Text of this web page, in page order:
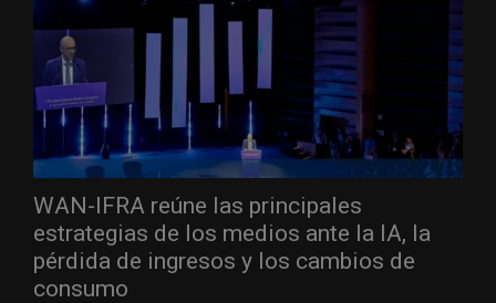
WAN-IFRA reúne las principales
estrategias de los medios ante la IA, la
pérdida de ingresos y los cambios de
consumo